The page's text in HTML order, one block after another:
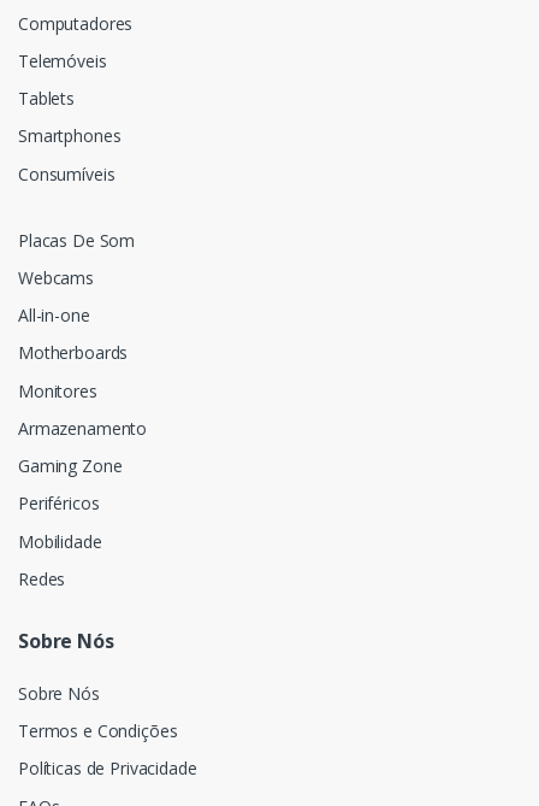
Computadores
Telemóveis
Tablets
Smartphones
Consumíveis
Placas De Som
Webcams
All-in-one
Motherboards
Monitores
Armazenamento
Gaming Zone
Periféricos
Mobilidade
Redes
Sobre Nós
Sobre Nós
Termos e Condições
Políticas de Privacidade